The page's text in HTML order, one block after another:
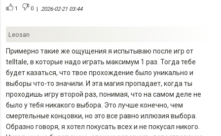
1 0 | 2026-02-21 03:44
Leosan
Примерно такие же ощущения я испытываю после игр от
telltale, в которые надо играть максимум 1 раз. Тогда тебе
будет казаться, что твое прохождение было уникально и
выборы что-то значили. И эта магия пропадает, когда ты
проходишь игру второй раз, понимая, что на самом деле не
было у тебя никакого выбора. Это лучше конечно, чем
смертельные концовки, но это все равно иллюзия выбора.
Образно говоря, я хотел покусать всех и не покусал никого.